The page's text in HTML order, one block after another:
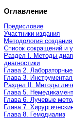
Оглавление
Предисловие
Участники издания
Методология
Список сокращений и
Раздел I. Методы
диагностики
Глава 2.
Глава 3.
Раздел II. Методы
Глава 5.
Глава 6. Лучевые
Глава 7.
Глава 8. Гемодиализ